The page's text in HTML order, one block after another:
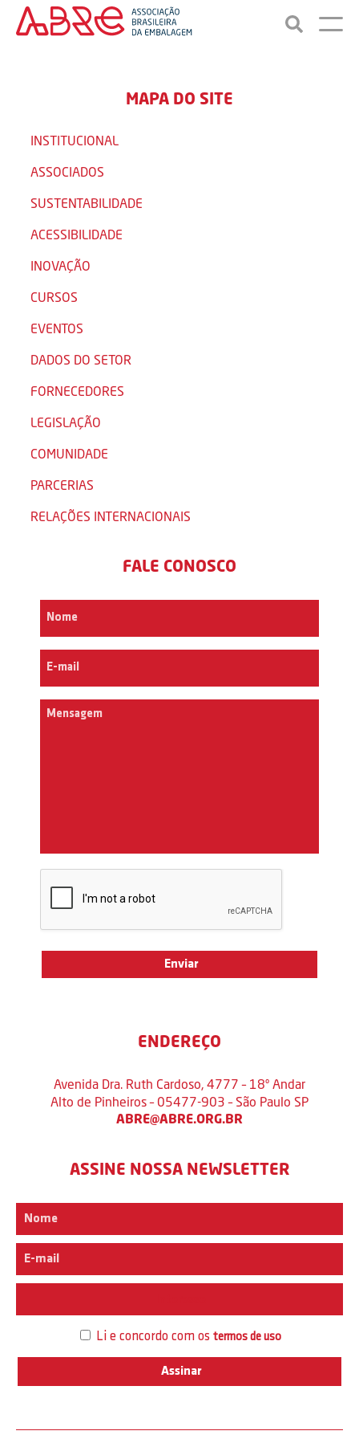
MAPA DO SITE
INSTITUCIONAL
ASSOCIADOS
SUSTENTABILIDADE
ACESSIBILIDADE
INOVAÇÃO
CURSOS
EVENTOS
DADOS DO SETOR
FORNECEDORES
LEGISLAÇÃO
COMUNIDADE
PARCERIAS
RELAÇÕES INTERNACIONAIS
FALE CONOSCO
ENDEREÇO
Avenida Dra. Ruth Cardoso, 4777 – 18º Andar
Alto de Pinheiros – 05477-903 – São Paulo SP
ABRE@ABRE.ORG.BR
ASSINE NOSSA NEWSLETTER
Li e concordo com os termos de uso